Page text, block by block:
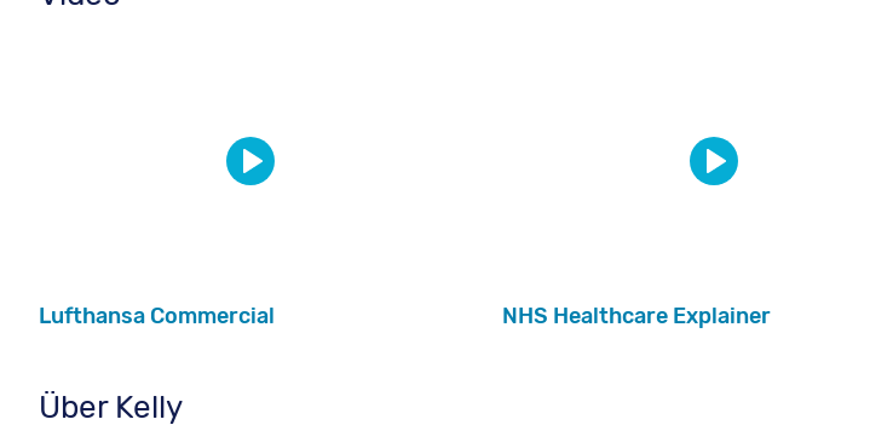
Lufthansa Commercial NHS Healthcare Explainer
Über Kelly